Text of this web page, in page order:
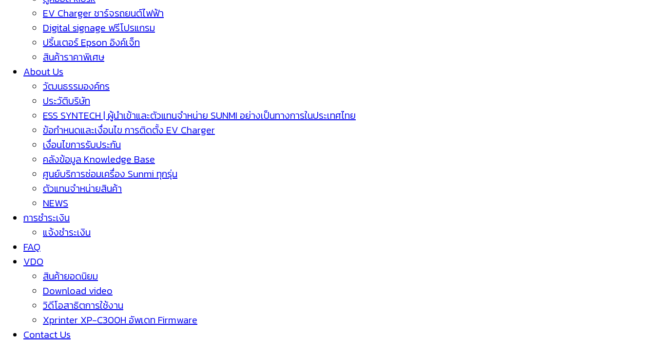
EV Charger ชาร์จรถยนต์ไฟฟ้า
Digital signage ฟรีโปรแกรม
ปริ้นเตอร์ Epson อิงค์เจ็ท
สินค้าราคาพิเศษ
About Us
วัฒนธรรมองค์กร
ประวัติบริษัท
ESS SYNTECH | ผู้นำเข้าและตัวแทนจำหน่าย SUNMI อย่างเป็นทางการในประเทศไทย
ข้อกำหนดและเงื่อนไข การติดตั้ง EV Charger
เงื่อนไขการรับประกัน
คลังข้อมูล Knowledge Base
ศูนย์บริการซ่อมเครื่อง Sunmi ทุกรุ่น
ตัวแทนจำหน่ายสินค้า
NEWS
การชำระเงิน
แจ้งชำระเงิน
FAQ
VDO
สินค้ายอดนิยม
Download video
วิดีโอสาธิตการใช้งาน
Xprinter XP-C300H อัพเดท Firmware
Contact Us